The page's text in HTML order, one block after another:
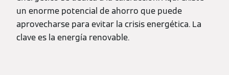
un enorme potencial de ahorro que puede
aprovecharse para evitar la crisis energética. La
clave es la energía renovable.